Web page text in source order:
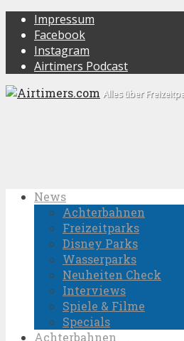
Impressum
Facebook
Instagram
Airtimers Podcast
Alles über
News
Achterbahnen
Freizeitparks
Disney Parks
Wasserparks
Neuheiten Check
Interviews
Spiele & Filme
Specials
Achterbahnen